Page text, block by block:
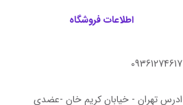
اطلاعات فروشگاه
09361274617
ادرس تهران - خیابان کریم خان -عضدی